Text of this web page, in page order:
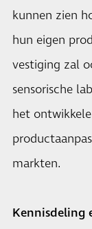
kunnen zien
hun eigen
vestiging zal
sensorische
het
markten.
Kennisdeling